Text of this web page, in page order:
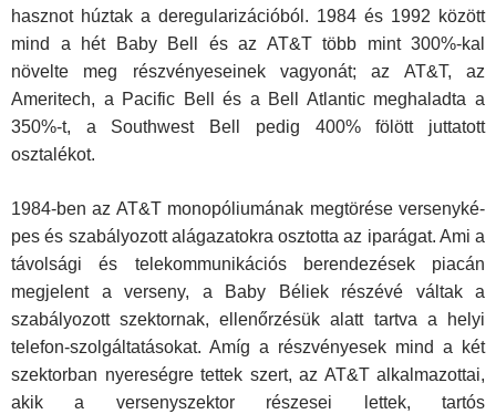
hasznot húztak a deregularizációból. 1984 és 1992 között
mind a hét Baby Bell és az AT&T több mint 300%-kal
növelte meg részvényeseinek vagyonát; az AT&T, az
Ameritech, a Pa­cific Bell és a Bell Atlantic meghaladta a
350%-t, a Southwest Bell pedig 400% fölött juttatott
osztalékot.
1984-ben az AT&T monopóliumának megtörése versenyké­
pes és szabályozott alágazatokra osztotta az iparágat. Ami a
távolsági és telekommunikációs berendezések piacán
megje­lent a verseny, a Baby Béliek részévé váltak a
szabályozott szektornak, ellenőrzésük alatt tartva a helyi
telefon-szolgálta­tásokat. Amíg a részvényesek mind a két
szektorban nyere­ségre tettek szert, az AT&T alkalmazottai,
akik a versenyszek­tor részesei lettek, tartós